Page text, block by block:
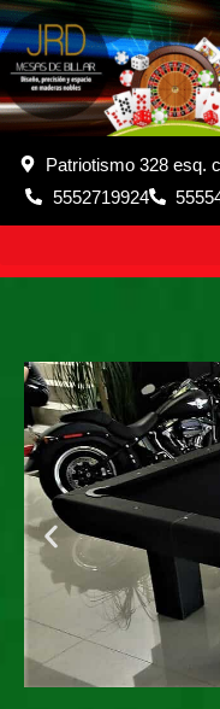
Patriotismo 328 esq.
5552719924